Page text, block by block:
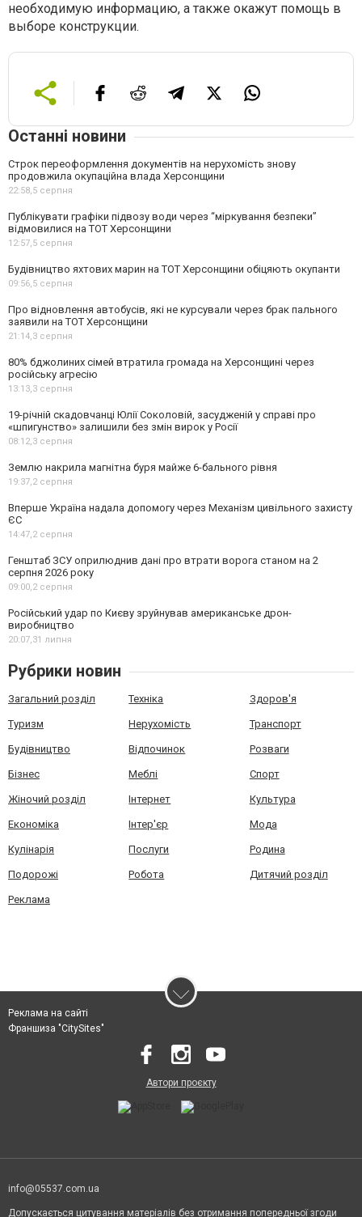
необходимую информацию, а также окажут помощь в
выборе конструкции.
Останні новини
Строк переоформлення документів на нерухомість знову
продовжила окупаційна влада Херсонщини
22:58,5 серпня
Публікувати графіки підвозу води через “міркування безпеки”
відмовилися на ТОТ Херсонщини
12:57,5 серпня
Будівництво яхтових марин на ТОТ Херсонщини обіцяють окупанти
09:56,5 серпня
Про відновлення автобусів, які не курсували через брак пального
заявили на ТОТ Херсонщини
21:14,3 серпня
80% бджолиних сімей втратила громада на Херсонщині через
російську агресію
13:13,3 серпня
19-річній скадовчанці Юлії Соколовій, засудженій у справі про
«шпигунство» залишили без змін вирок у Росії
08:12,3 серпня
Землю накрила магнітна буря майже 6-бального рівня
19:37,2 серпня
Вперше Україна надала допомогу через Механізм цивільного захисту
ЄС
14:47,2 серпня
Генштаб ЗСУ оприлюднив дані про втрати ворога станом на 2
серпня 2026 року
09:00,2 серпня
Російський удар по Києву зруйнував американське дрон-
виробництво
20:07,31 липня
Рубрики новин
Загальний розділ Техніка Здоров'я
Туризм Нерухомість Транспорт
Будівництво Відпочинок Розваги
Бізнес Меблі Спорт
Жіночий розділ Інтернет Культура
Економіка Інтер'єр Мода
Кулінарія Послуги Родина
Подорожі Робота Дитячий розділ
Реклама
Реклама на сайті
Франшиза "CitySites"
Автори проєкту
info@05537.com.ua
Допускається цитування матеріалів без отримання попередньої згоди